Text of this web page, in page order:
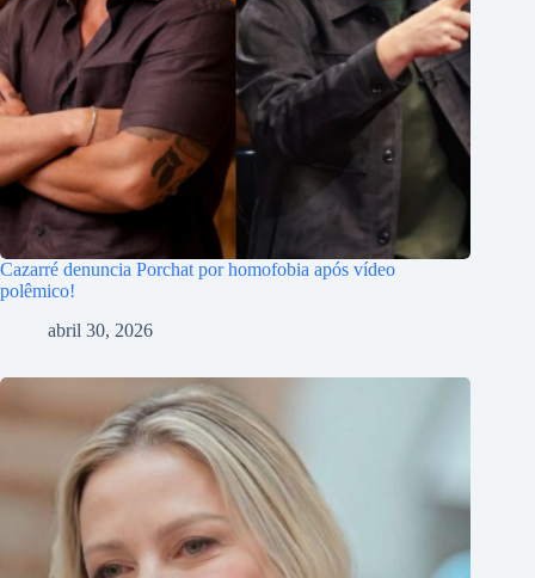
Cazarré denuncia Porchat por homofobia após vídeo
polêmico!
abril 30, 2026